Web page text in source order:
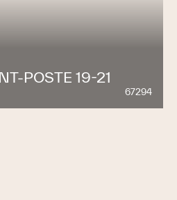
POSTE 19-21
67294